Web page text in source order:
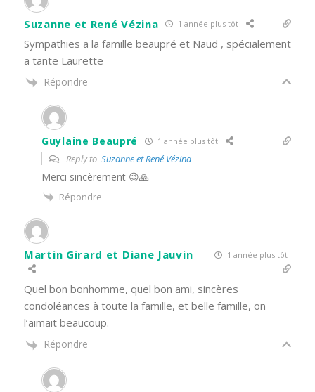
Suzanne et René Vézina 1 année plus tôt
Sympathies a la famille beaupré et Naud , spécialement
a tante Laurette
Répondre
Guylaine Beaupré 1 année plus tôt
Reply to Suzanne et René Vézina
Merci sincèrement 😉🙏
Répondre
Martin Girard et Diane Jauvin 1 année plus tôt
Quel bon bonhomme, quel bon ami, sincères
condoléances à toute la famille, et belle famille, on
l’aimait beaucoup.
Répondre